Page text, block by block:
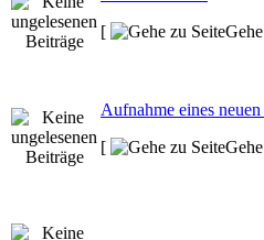
[
Aufnahme eines
[